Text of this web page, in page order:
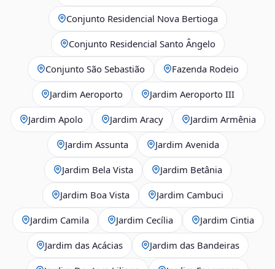
Conjunto Residencial Nova Bertioga
Conjunto Residencial Santo Ângelo
Conjunto São Sebastião Fazenda Rodeio
Jardim Aeroporto Jardim Aeroporto III
Jardim Apolo Jardim Aracy Jardim Armênia
Jardim Assunta Jardim Avenida
Jardim Bela Vista Jardim Betânia
Jardim Boa Vista Jardim Cambuci
Jardim Camila Jardim Cecília Jardim Cintia
Jardim das Acácias Jardim das Bandeiras